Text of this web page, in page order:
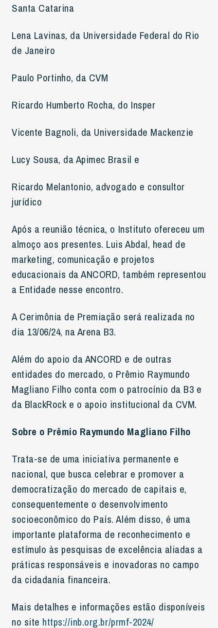
Santa Catarina
Lena Lavinas, da Universidade Federal do Rio
de Janeiro
Paulo Portinho, da CVM
Ricardo Humberto Rocha, do Insper
Vicente Bagnoli, da Universidade Mackenzie
Lucy Sousa, da Apimec Brasil e
Ricardo Melantonio, advogado e consultor
jurídico
Após a reunião técnica, o Instituto ofereceu um
almoço aos presentes. Luis Abdal, head de
marketing, comunicação e projetos
educacionais da ANCORD, também representou
a Entidade nesse encontro.
A Cerimônia de Premiação será realizada no
dia 13/06/24, na Arena B3.
Além do apoio da ANCORD e de outras
entidades do mercado, o Prêmio Raymundo
Magliano Filho conta com o patrocínio da B3 e
da BlackRock e o apoio institucional da CVM.
Sobre o Prêmio Raymundo Magliano Filho
Trata-se de uma iniciativa permanente e
nacional, que busca celebrar e promover a
democratização do mercado de capitais e,
consequentemente o desenvolvimento
socioeconômico do País. Além disso, é uma
importante plataforma de reconhecimento e
estímulo às pesquisas de excelência aliadas a
práticas responsáveis e inovadoras no campo
da cidadania financeira.
Mais detalhes e informações estão disponíveis
no site https://inb.org.br/prmf-2024/